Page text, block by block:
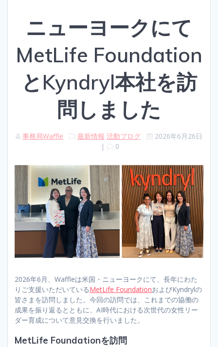
ニューヨークにて
MetLife Foundation
とKyndryl本社を訪
問しました
事務局Waffle 最新情報 活動ブログ
2026年6月26日
|
0
2026年6月、Waffleは米国・ニューヨークにて、長年にわた
りご支援いただいているMetLife FoundationおよびKyndrylの
皆さまを訪問しました。今回の訪問では、これまでの協働の
成果を振り返るとともに、AI時代における次世代の女性リー
ダー育成について意見交換を行いました。
MetLife Foundationを訪問